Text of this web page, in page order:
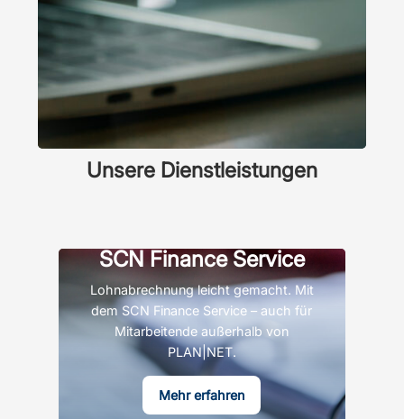
Unsere Dienstleistungen
SCN Finance Service
Lohnabrechnung leicht gemacht. Mit
dem SCN Finance Service – auch für
Mitarbeitende außerhalb von
PLAN|NET.
Mehr erfahren